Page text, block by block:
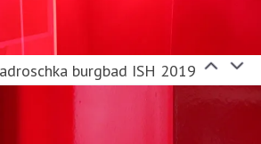
burgbad ISH 2019